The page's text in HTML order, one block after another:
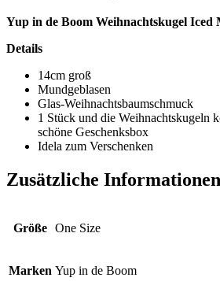
Yup in de Boom Weihnachtskugel Iced
Details
14cm groß
Mundgeblasen
Glas-Weihnachtsbaumschmuck
1 Stück und die Weihnachtskugeln
schöne Geschenksbox
Idela zum Verschenken
Zusätzliche Informationen
Größe One Size
Marken Yup in de Boom